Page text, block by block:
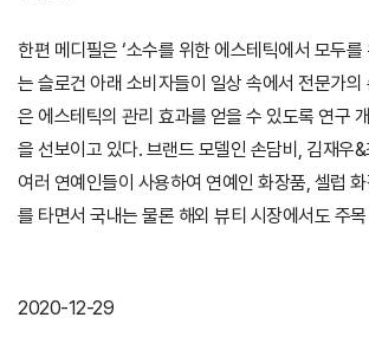
한편 메디필은 ‘소수를 위한 에스테틱에서 모두를
는 슬로건 아래 소비자들이 일상 속에서 전문가의
은 에스테틱의 관리 효과를 얻을 수 있도록 연구
을 선보이고 있다. 브랜드 모델인 손담비, 김재우
여러 연예인들이 사용하여 연예인 화장품, 셀럽
를 타면서 국내는 물론 해외 뷰티 시장에서도 주
2020-12-29